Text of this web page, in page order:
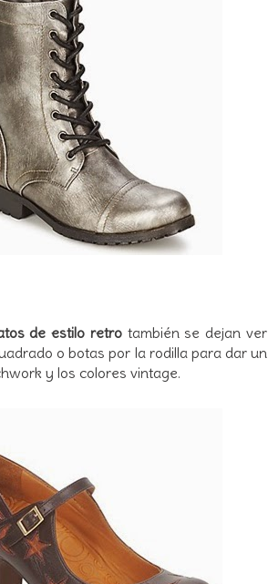
de estilo retrotambién se dejan ver
o botas por la rodilla para dar un
y los colores vintage.